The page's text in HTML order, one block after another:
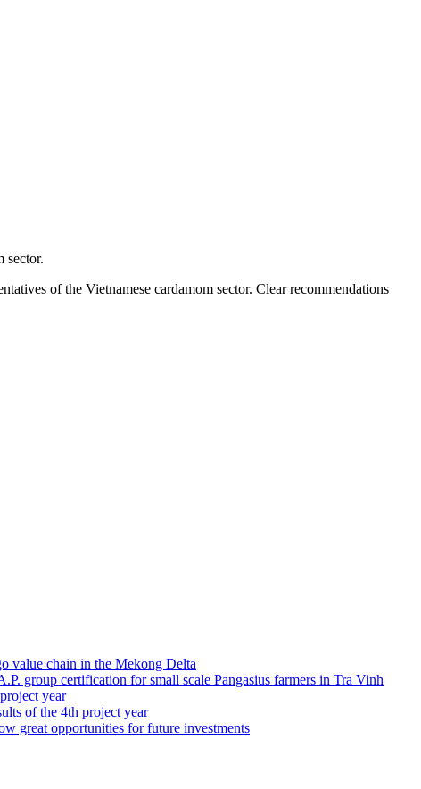
sector.
of the Vietnamese cardamom sector. Clear recommendations
value chain in the Mekong Delta
group certification for small scale Pangasius farmers in Tra Vinh
year
of the 4th project year
great opportunities for future investments